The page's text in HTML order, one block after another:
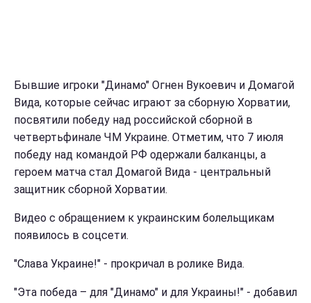
Бывшие игроки "Динамо" Огнен Вукоевич и Домагой
Вида, которые сейчас играют за сборную Хорватии,
посвятили победу над российской сборной в
четвертьфинале ЧМ Украине. Отметим, что 7 июля
победу над командой РФ одержали балканцы, а
героем матча стал Домагой Вида - центральный
защитник сборной Хорватии.
Видео с обращением к украинским болельщикам
появилось в соцсети.
"Слава Украине!" - прокричал в ролике Вида.
"Эта победа – для "Динамо" и для Украины!" - добавил